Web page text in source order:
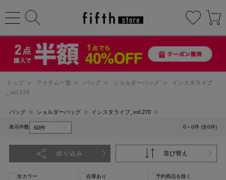
トップ > アイテム一覧 > バッグ > ショルダーバッグ >
インスタライブ
_vol.270
バッグ ショルダーバッグ インスタライブ_vol.270
表示件数 0～0件 (全0件)
絞り込み 並び替え
全カラー 在庫あり 予約商品を除く